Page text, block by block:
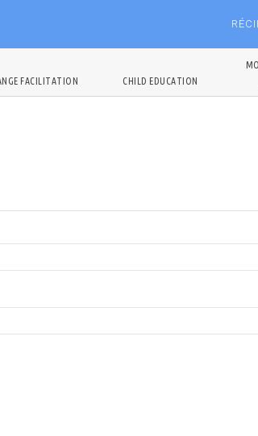
FACILITATION CHILD EDUCATION